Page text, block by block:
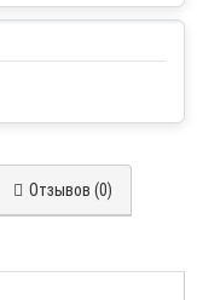
Отзывов (0)